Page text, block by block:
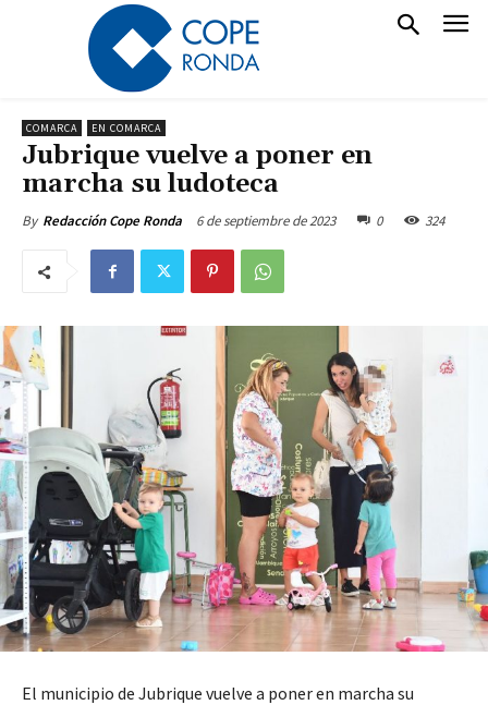
COMARCA EN COMARCA
Jubrique vuelve a poner en
marcha su ludoteca
By Redacción Cope Ronda 6 de septiembre de 2023 0 324
El municipio de Jubrique vuelve a poner en marcha su